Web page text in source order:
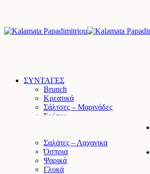
ΣΥΝΤΑΓΕΣ
Brunch
Κρεατικά
Σάλτσες – Μαρινάδες
Σούπες
Σαλάτες – Λαχανικά
Όσπρια
Ψαρικά
Γλυκά